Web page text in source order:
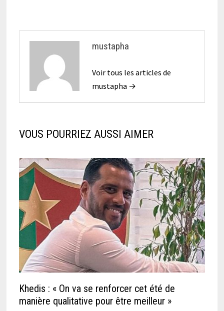
mustapha
Voir tous les articles de
mustapha →
VOUS POURRIEZ AUSSI AIMER
Khedis : « On va se renforcer cet été de
manière qualitative pour être meilleur »